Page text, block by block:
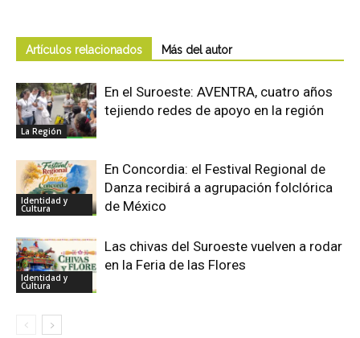
Artículos relacionados Más del autor
La Región
En el Suroeste: AVENTRA, cuatro años
tejiendo redes de apoyo en la región
Identidad y
Cultura
En Concordia: el Festival Regional de
Danza recibirá a agrupación folclórica
de México
Identidad y
Cultura
Las chivas del Suroeste vuelven a rodar
en la Feria de las Flores